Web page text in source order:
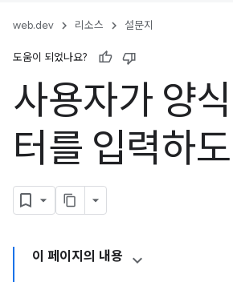
web.dev 리소스 설문지
도움이 되었나요?
사용자가 양
터를 입력하
이 페이지의 내용